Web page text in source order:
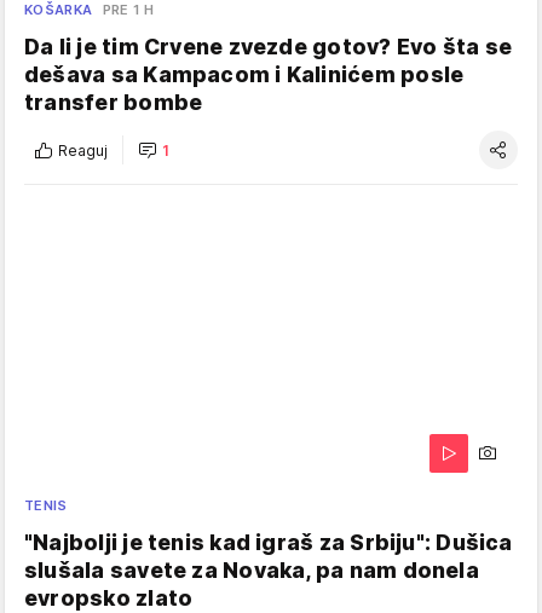
KOŠARKA PRE 1 H
Da li je tim Crvene zvezde gotov? Evo šta se
dešava sa Kampacom i Kalinićem posle
transfer bombe
Reaguj 1
TENIS
"Najbolji je tenis kad igraš za Srbiju": Dušica
slušala savete za Novaka, pa nam donela
evropsko zlato